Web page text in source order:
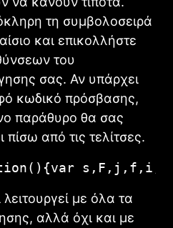
τη συμβολοσειρά
και επικολλήστε
του
σας. Αν υπάρχει
κωδικό πρόσβασης,
παράθυρο θα σας
πίσω από τις τελίτσες.
s,F,j,f,i; s
με όλα τα
αλλά όχι και με